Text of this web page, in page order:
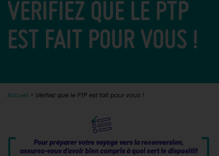
VÉRIFIEZ QUE LE PTP
EST FAIT POUR VOUS !
Accueil > Vérifiez que le PTP est fait pour vous !